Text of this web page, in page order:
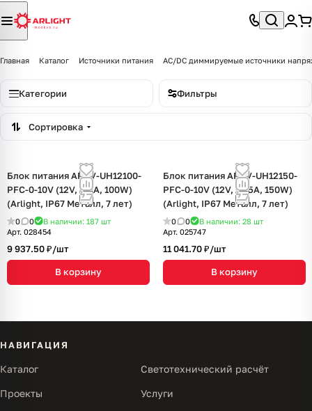
Главная Каталог Источники питания AC/DC диммируемые источники
Категории Фильтры
Сортировка
Блок питания ARPV-UH12100-
PFC-0-10V (12V, 8.3A, 100W)
(Arlight, IP67 Металл, 7 лет)
0 0 В наличии: 187 шт
Арт. 028454
9 937.50 ₽/шт
В корзину
Блок питания ARPV-UH12150-
PFC-0-10V (12V, 12.5A, 150W)
(Arlight, IP67 Металл, 7 лет)
0 0 В наличии: 28 шт
Арт. 025747
11 041.70 ₽/шт
В корзину
НАВИГАЦИЯ
Каталог Светотехнический расчёт
Проекты Услуги